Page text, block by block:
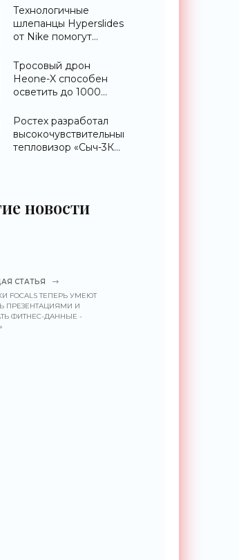
«Гаджеты»
Технологичные
шлепанцы Hyperslides
от Nike помогут
ноги после
тренировки -
«Гаджеты»
Тросовый дрон
Heone-X способен
осветить до 1000
земли -
«Беспилотники»
Ростех разработал
высокочувствительный
тепловизор «Сыч-3К»
новости
СТАТЬЯ
FOCALS ТЕПЕРЬ УМЕЮТ
ПРЕЗЕНТАЦИЯМИ И
ФИТНЕС-ДАННЫЕ -